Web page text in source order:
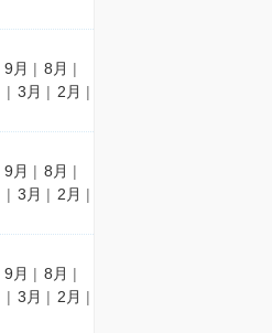
9月 | 8月 |
| 3月 | 2月 |
9月 | 8月 |
| 3月 | 2月 |
9月 | 8月 |
| 3月 | 2月 |